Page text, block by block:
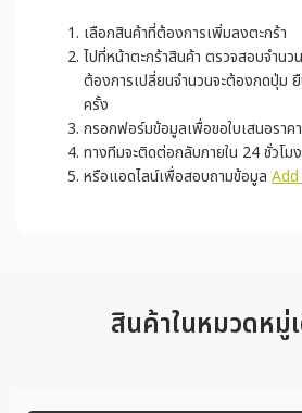
เลือกสินค้าที่ต้องการเพิ่มลงตะกร้า
ไปที่หน้าตะกร้าสินค้า ตรวจสอบจำน
ต้องการเปลี่ยนจำนวนจะต้องกดปุ่ม
ครั้ง
กรอกฟอร์มข้อมูลเพื่อขอใบเสนอราคา
ทางทีมจะติดต่อกลับภายใน 24 ชั่วโมง
หรือแอดไลน์เพื่อสอบถามข้อมูล
สินค้าในหมวดหมู่